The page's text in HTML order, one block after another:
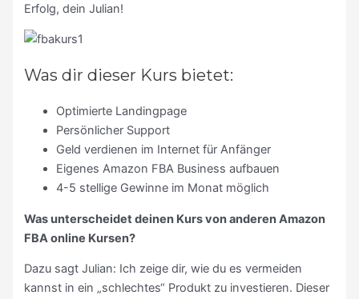
Erfolg, dein Julian!
Was dir dieser Kurs bietet:
Optimierte Landingpage
Persönlicher Support
Geld verdienen im Internet für Anfänger
Eigenes Amazon FBA Business aufbauen
4-5 stellige Gewinne im Monat möglich
Was unterscheidet deinen Kurs von anderen Amazon
FBA online Kursen?
Dazu sagt Julian: Ich zeige dir, wie du es vermeiden
kannst in ein „schlechtes“ Produkt zu investieren. Dieser